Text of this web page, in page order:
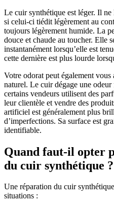
Le cuir synthétique est léger. Il ne
si celui-ci tiédit légèrement au
toujours légèrement humide. La
douce et chaude au toucher. Elle
instantanément lorsqu’elle est
cette dernière est plus lourde
Votre odorat peut également
naturel. Le cuir dégage une
certains vendeurs utilisent des
leur clientèle et vendre des
artificiel est généralement plus
d’imperfections. Sa surface est
identifiable.
Quand faut-il opter
du cuir synthétique ?
Une réparation du cuir
situations :